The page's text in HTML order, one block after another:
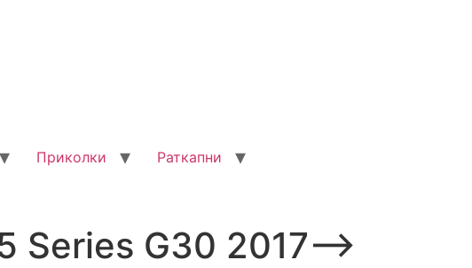
Приколки Раткапни
Series G30 2017–>